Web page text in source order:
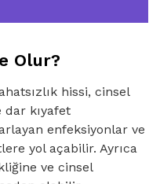
Olur?
hissi, cinsel
dar kıyafet
enfeksiyonlar ve
yol açabilir. Ayrıca
ve cinsel